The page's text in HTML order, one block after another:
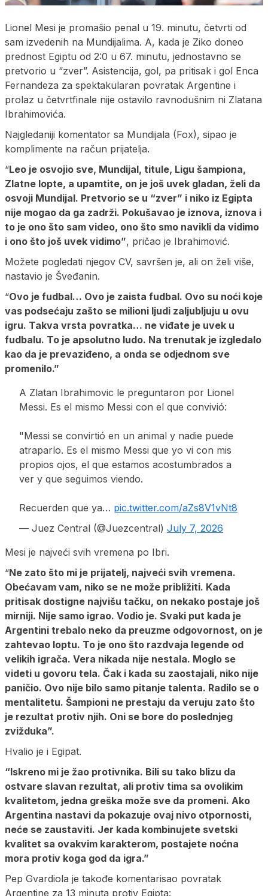
Lionel Mesi je promašio penal u 19. minutu, četvrti od
sam izvedenih na Mundijalima. A, kada je Ziko doneo
prednost Egiptu od 2:0 u 67. minutu, jednostavno se
pretvorio u “zver”. Asistencija, gol, pa pritisak i gol Enca
Fernandeza za spektakularan povratak Argentine i
prolaz u četvrtfinale nije ostavilo ravnodušnim ni Zlatana
Ibrahimovića.
Najgledaniji komentator sa Mundijala (Fox), sipao je
komplimente na račun prijatelja.
“Leo je osvojio sve, Mundijal, titule, Ligu šampiona,
Zlatne lopte, a upamtite, on je još uvek gladan, želi da
osvoji Mundijal. Pretvorio se u “zver” i niko iz Egipta
nije mogao da ga zadrži. Pokušavao je iznova, iznova i
to je ono što sam video, ono što smo navikli da vidimo
i ono što još uvek vidimo”, pričao je Ibrahimović.
Možete pogledati njegov CV, savršen je, ali on želi više,
nastavio je Šveđanin.
“Ovo je fudbal… Ovo je zaista fudbal. Ovo su noći koje
vas podsećaju zašto se milioni ljudi zaljubljuju u ovu
igru. Takva vrsta povratka… ne viđate je uvek u
fudbalu. To je apsolutno ludo. Na trenutak je izgledalo
kao da je prevaziđeno, a onda se odjednom sve
promenilo.”
A Zlatan Ibrahimovic le preguntaron por Lionel
Messi. Es el mismo Messi con el que convivió:
"Messi se convirtió en un animal y nadie puede
atraparlo. Es el mismo Messi que yo vi con mis
propios ojos, el que estamos acostumbrados a
ver y que seguimos viendo.
Recuerden que ya… pic.twitter.com/aZs8V1vNt8
— Juez Central (@Juezcentral) July 7, 2026
Mesi je najveći svih vremena po Ibri.
“Ne zato što mi je prijatelj, najveći svih vremena.
Obećavam vam, niko se ne može približiti. Kada
pritisak dostigne najvišu tačku, on nekako postaje još
mirniji. Nije samo igrao. Vodio je. Svaki put kada je
Argentini trebalo neko da preuzme odgovornost, on je
zahtevao loptu. To je ono što razdvaja legende od
velikih igrača. Vera nikada nije nestala. Moglo se
videti u govoru tela. Čak i kada su zaostajali, niko nije
paničio. Ovo nije bilo samo pitanje talenta. Radilo se o
mentalitetu. Šampioni ne prestaju da veruju zato što
je rezultat protiv njih. Oni se bore do poslednjeg
zvižduka”.
Hvalio je i Egipat.
“Iskreno mi je žao protivnika. Bili su tako blizu da
ostvare slavan rezultat, ali protiv tima sa ovolikim
kvalitetom, jedna greška može sve da promeni. Ako
Argentina nastavi da pokazuje ovaj nivo otpornosti,
neće se zaustaviti. Jer kada kombinujete svetski
kvalitet sa ovakvim karakterom, postajete noćna
mora protiv koga god da igra.”
Pep Gvardiola je takođe komentarisao povratak
Argentine za 13 minuta protiv Egipta: